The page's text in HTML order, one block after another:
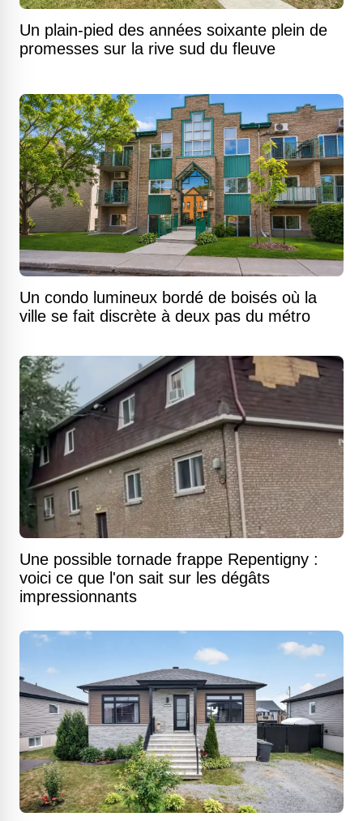
Un plain-pied des années soixante plein de
promesses sur la rive sud du fleuve
Un condo lumineux bordé de boisés où la
ville se fait discrète à deux pas du métro
Une possible tornade frappe Repentigny :
voici ce que l'on sait sur les dégâts
impressionnants